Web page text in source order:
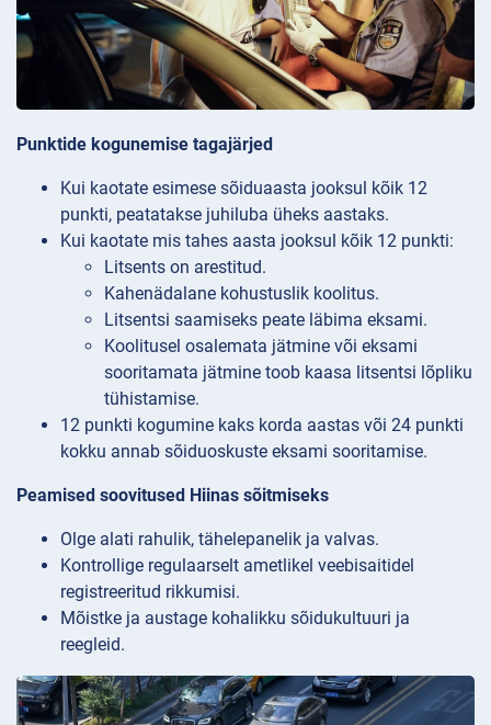
Punktide kogunemise tagajärjed
Kui kaotate esimese sõiduaasta jooksul kõik 12
punkti, peatatakse juhiluba üheks aastaks.
Kui kaotate mis tahes aasta jooksul kõik 12 punkti:
Litsents on arestitud.
Kahenädalane kohustuslik koolitus.
Litsentsi saamiseks peate läbima eksami.
Koolitusel osalemata jätmine või eksami
sooritamata jätmine toob kaasa litsentsi lõpliku
tühistamise.
12 punkti kogumine kaks korda aastas või 24 punkti
kokku annab sõiduoskuste eksami sooritamise.
Peamised soovitused Hiinas sõitmiseks
Olge alati rahulik, tähelepanelik ja valvas.
Kontrollige regulaarselt ametlikel veebisaitidel
registreeritud rikkumisi.
Mõistke ja austage kohalikku sõidukultuuri ja
reegleid.